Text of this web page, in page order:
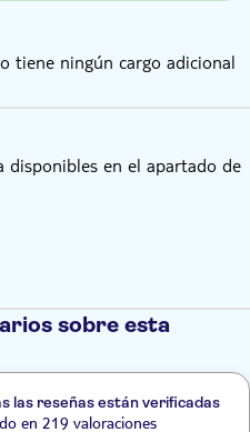
tiene ningún cargo adicional
disponibles en el apartado de
sobre esta
las reseñas están verificadas
en 219 valoraciones